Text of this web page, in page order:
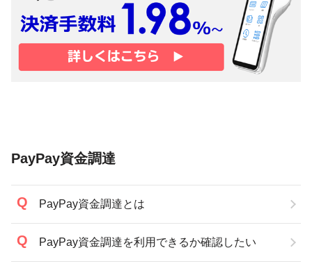
PayPay資金調達
PayPay資金調達とは
PayPay資金調達を利用できるか確認したい